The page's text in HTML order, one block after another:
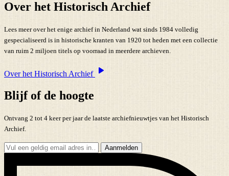
Over het Historisch Archief
Lees meer over het enige archief in Nederland wat sinds 1984 volledig
gespecialiseerd is in historische kranten van 1920 tot heden met een collectie
van ruim 2 miljoen titels op voorraad in meerdere archieven.
Over het Historisch Archief
Blijf of de hoogte
Ontvang 2 tot 4 keer per jaar de laatste archiefnieuwtjes van het Historisch
Archief.
Aanmelden